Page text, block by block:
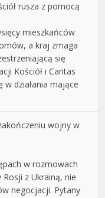
rusza z pomocą
mieszkańców
a kraj zmaga
się
Kościół i Caritas
działania mające
wojny w
w rozmowach
z Ukrainą, nie
negocjacji. Pytany